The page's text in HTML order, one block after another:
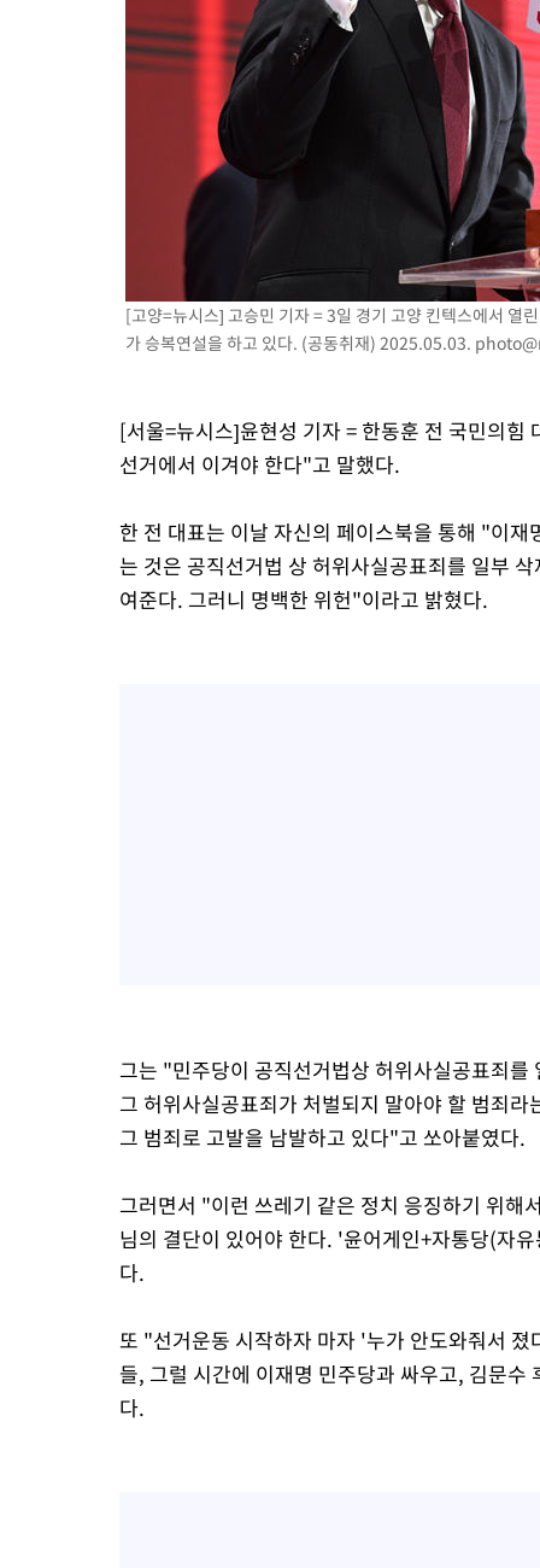
[속보]코스닥, 2.86포인트(0.36%) 내린 798.81마감
[속보]코스피, 6200선 약보합…0.60% 내린 6258.77에 마쳐
[속보]원·달러 환율, 7.7원 내린 1416.1원 마감
[속보] 노원서 40.1도 관측…서울, 2018년 이후 첫 40도
[속보]종합특검, '계엄 수용공간 확보' 신용해 前교정본부장
외신들도 주목한 韓축구 파문…"국민적 공분에 수사 재개"
11시간 압수수색에 성접대 파문까지…'쑥대밭' 된 축구협회
[속보]규제합리화위원회 부위원장에 김태유 서울대 공대 교
[속보]국힘 윤리위, '돌려차기 발언' 진종오·서범수 징계 절차
[속보] 7월 중국 수출 23.9%↑ 수입 27.5%↑…무역총액
[속보]'채상병 순직 책임' 임성근, 항소심도 징역 3년
민주 콩고 에볼라환자 4천명 돌파, 4053명 발생 1850명 사망
[고양=뉴시스] 고승민 기자 = 3일 경기 고양 킨텍스에서 열
가 승복연설을 하고 있다. (공동취재) 2025.05.03.
[서울=뉴시스]윤현성 기자 = 한동훈 전 국민의
선거에서 이겨야 한다"고 말했다.
한 전 대표는 이날 자신의 페이스북을 통해 "이
는 것은 공직선거법 상 허위사실공표죄를 일부
여준다. 그러니 명백한 위헌"이라고 밝혔다.
그는 "민주당이 공직선거법상 허위사실공표죄
그 허위사실공표죄가 처벌되지 말아야 할 범죄
그 범죄로 고발을 남발하고 있다"고 쏘아붙였다.
그러면서 "이런 쓰레기 같은 정치 응징하기 위
님의 결단이 있어야 한다. '윤어게인+자통당(자
다.
또 "선거운동 시작하자 마자 '누가 안도와줘서
들, 그럴 시간에 이재명 민주당과 싸우고, 김문
다.